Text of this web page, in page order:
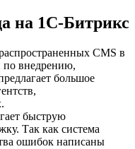
на 1С-Битрикс
CMS в
по внедрению,
большое
быструю
Так как система
ошибок написаны